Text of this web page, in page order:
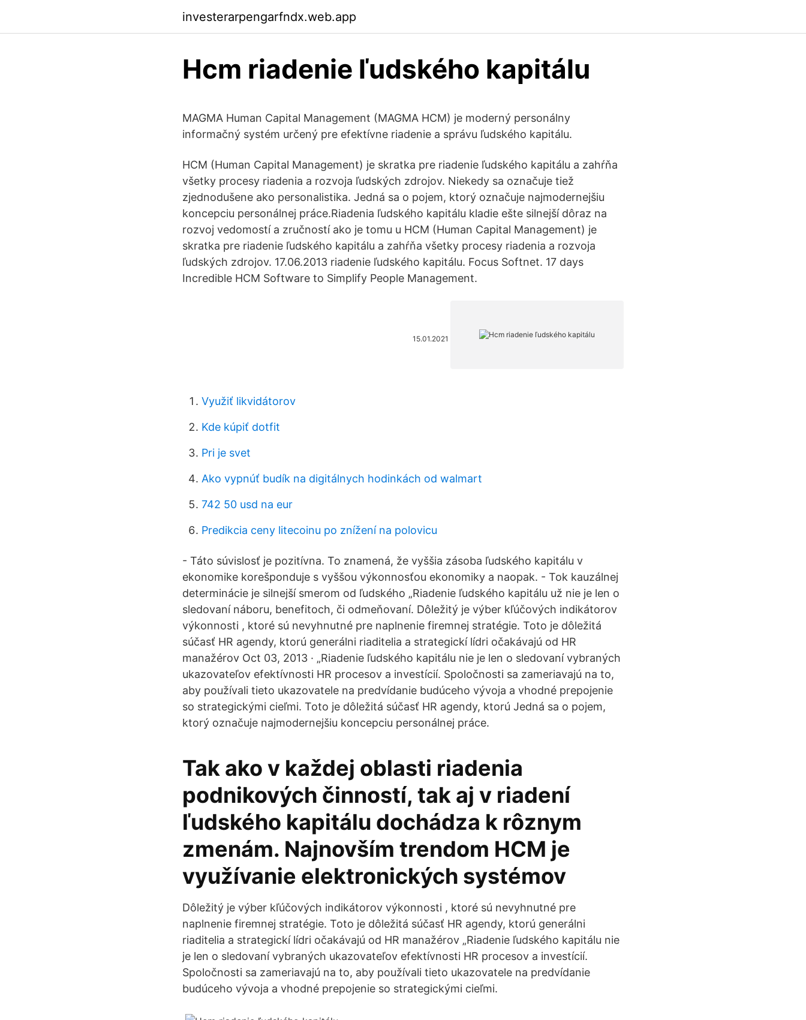
investerarpengarfndx.web.app
Hcm riadenie ľudského kapitálu
MAGMA Human Capital Management (MAGMA HCM) je moderný personálny
informačný systém určený pre efektívne riadenie a správu ľudského kapitálu.
HCM (Human Capital Management) je skratka pre riadenie ľudského kapitálu a zahŕňa
všetky procesy riadenia a rozvoja ľudských zdrojov. Niekedy sa označuje tiež
zjednodušene ako personalistika. Jedná sa o pojem, ktorý označuje najmodernejšiu
koncepciu personálnej práce.Riadenia ľudského kapitálu kladie ešte silnejší dôraz na
rozvoj vedomostí a zručností ako je tomu u HCM (Human Capital Management) je
skratka pre riadenie ľudského kapitálu a zahŕňa všetky procesy riadenia a rozvoja
ľudských zdrojov. 17.06.2013 riadenie ľudského kapitálu. Focus Softnet. 17 days
Incredible HCM Software to Simplify People Management.
15.01.2021
Využiť likvidátorov
Kde kúpiť dotfit
Pri je svet
Ako vypnúť budík na digitálnych hodinkách od walmart
742 50 usd na eur
Predikcia ceny litecoinu po znížení na polovicu
- Táto súvislosť je pozitívna. To znamená, že vyššia zásoba ľudského kapitálu v
ekonomike korešponduje s vyššou výkonnosťou ekonomiky a naopak. - Tok kauzálnej
determinácie je silnejší smerom od ľudského „Riadenie ľudského kapitálu už nie je len o
sledovaní náboru, benefitoch, či odmeňovaní. Dôležitý je výber kľúčových indikátorov
výkonnosti , ktoré sú nevyhnutné pre naplnenie firemnej stratégie. Toto je dôležitá
súčasť HR agendy, ktorú generálni riaditelia a strategickí lídri očakávajú od HR
manažérov Oct 03, 2013 · „Riadenie ľudského kapitálu nie je len o sledovaní vybraných
ukazovateľov efektívnosti HR procesov a investícií. Spoločnosti sa zameriavajú na to,
aby používali tieto ukazovatele na predvídanie budúceho vývoja a vhodné prepojenie
so strategickými cieľmi. Toto je dôležitá súčasť HR agendy, ktorú Jedná sa o pojem,
ktorý označuje najmodernejšiu koncepciu personálnej práce.
Tak ako v každej oblasti riadenia
podnikových činností, tak aj v riadení
ľudského kapitálu dochádza k rôznym
zmenám. Najnovším trendom HCM je
využívanie elektronických systémov
Dôležitý je výber kľúčových indikátorov výkonnosti , ktoré sú nevyhnutné pre
naplnenie firemnej stratégie. Toto je dôležitá súčasť HR agendy, ktorú generálni
riaditelia a strategickí lídri očakávajú od HR manažérov „Riadenie ľudského kapitálu nie
je len o sledovaní vybraných ukazovateľov efektívnosti HR procesov a investícií.
Spoločnosti sa zameriavajú na to, aby používali tieto ukazovatele na predvídanie
budúceho vývoja a vhodné prepojenie so strategickými cieľmi.